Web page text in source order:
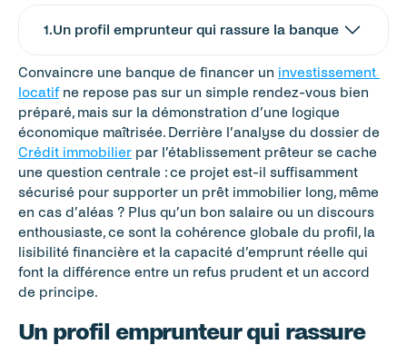
1.Un profil emprunteur qui rassure la banque
Convaincre une banque de financer un investissement
locatif ne repose pas sur un simple rendez-vous bien
préparé, mais sur la démonstration d’une logique
Crédit immobilier par l’établissement prêteur se cache
une question centrale : ce projet est-il suffisamment
sécurisé pour supporter un prêt immobilier long, même
en cas d’aléas ? Plus qu’un bon salaire ou un discours
enthousiaste, ce sont la cohérence globale du profil, la
lisibilité financière et la capacité d’emprunt réelle qui
font la différence entre un refus prudent et un accord
de principe.
Un profil emprunteur qui rassure